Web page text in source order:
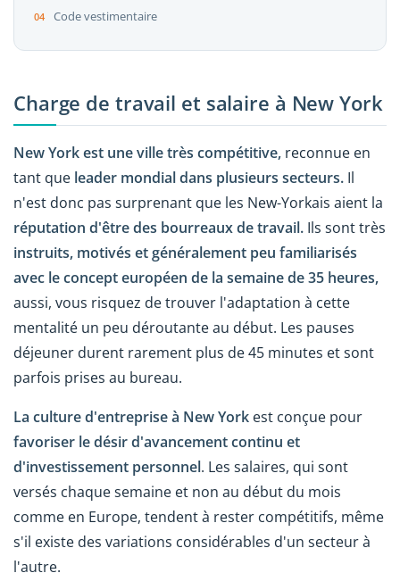
Code vestimentaire
Charge de travail et salaire à New York
New York est une ville très compétitive, reconnue en
tant que leader mondial dans plusieurs secteurs. Il
n'est donc pas surprenant que les New-Yorkais aient la
réputation d'être des bourreaux de travail. Ils sont très
instruits, motivés et généralement peu familiarisés
avec le concept européen de la semaine de 35 heures,
aussi, vous risquez de trouver l'adaptation à cette
mentalité un peu déroutante au début. Les pauses
déjeuner durent rarement plus de 45 minutes et sont
parfois prises au bureau.
La culture d'entreprise à New York est conçue pour
favoriser le désir d'avancement continu et
d'investissement personnel. Les salaires, qui sont
versés chaque semaine et non au début du mois
comme en Europe, tendent à rester compétitifs, même
s'il existe des variations considérables d'un secteur à
l'autre.